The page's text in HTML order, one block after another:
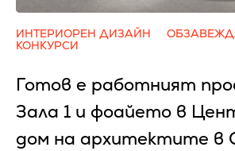
ИНТЕРИОРЕН ДИЗАЙН
КОНКУРСИ
Готов е работният
Зала 1 и фоайето в
дом на архитектите в